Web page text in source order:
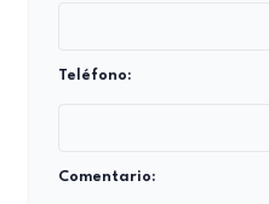
Teléfono:
Comentario: